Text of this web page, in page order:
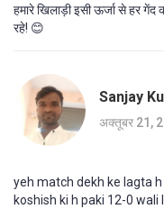
हमारे खिलाड़ी इसी ऊर्जा से हर
रहे! 😊
Sanjay
अक्तूबर 21,
yeh match dekh ke lagta
koshish ki h paki 12-0